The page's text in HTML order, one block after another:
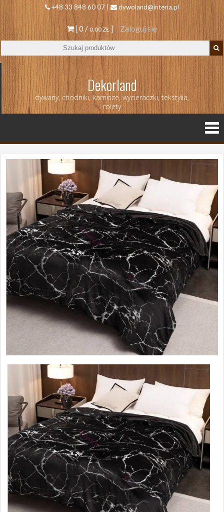
+48 33 848 60 07 | dywoland@interia.pl
[ 0 /0.00 ZŁ ] Zaloguj się
Dekorland
dywany, chodniki, karnisze, wycieraczki, tekstylia,
rolety